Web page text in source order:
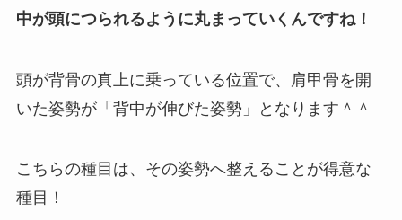
中が頭につられるように丸まっていくんですね！
頭が背骨の真上に乗っている位置で、肩甲骨を開
いた姿勢が「背中が伸びた姿勢」となります＾＾
こちらの種目は、その姿勢へ整えることが得意な
種目！